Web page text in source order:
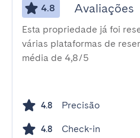
4.8 Avaliações
Esta propriedade já foi
várias plataformas de
média de 4,8/5
4.8 Precisão
4.8 Check-in